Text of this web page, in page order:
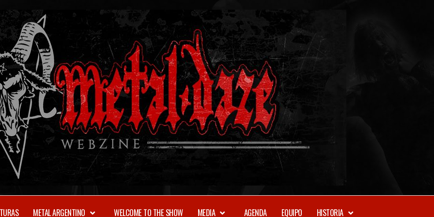
METAL ARGENTINO WELCOME TO THE SHOW MEDIA AGENDA EQUIPO HISTORIA